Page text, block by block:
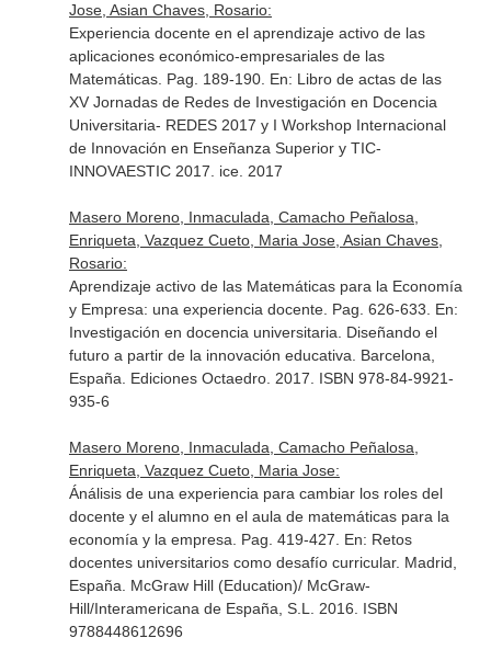
Jose, Asian Chaves, Rosario:
Experiencia docente en el aprendizaje activo de las
aplicaciones económico-empresariales de las
Matemáticas. Pag. 189-190. En: Libro de actas de las
XV Jornadas de Redes de Investigación en Docencia
Universitaria- REDES 2017 y I Workshop Internacional
de Innovación en Enseñanza Superior y TIC-
INNOVAESTIC 2017 . ice. 2017
Masero Moreno, Inmaculada, Camacho Peñalosa,
Enriqueta, Vazquez Cueto, Maria Jose, Asian Chaves,
Rosario:
Aprendizaje activo de las Matemáticas para la Economía
y Empresa: una experiencia docente. Pag. 626-633. En:
Investigación en docencia universitaria. Diseñando el
futuro a partir de la innovación educativa . Barcelona,
España. Ediciones Octaedro. 2017. ISBN 978-84-9921-
935-6
Masero Moreno, Inmaculada, Camacho Peñalosa,
Enriqueta, Vazquez Cueto, Maria Jose:
Ánálisis de una experiencia para cambiar los roles del
docente y el alumno en el aula de matemáticas para la
economía y la empresa. Pag. 419-427. En: Retos
docentes universitarios como desafío curricular. Madrid,
España. McGraw Hill (Education)/ McGraw-
Hill/Interamericana de España, S.L. 2016. ISBN
9788448612696